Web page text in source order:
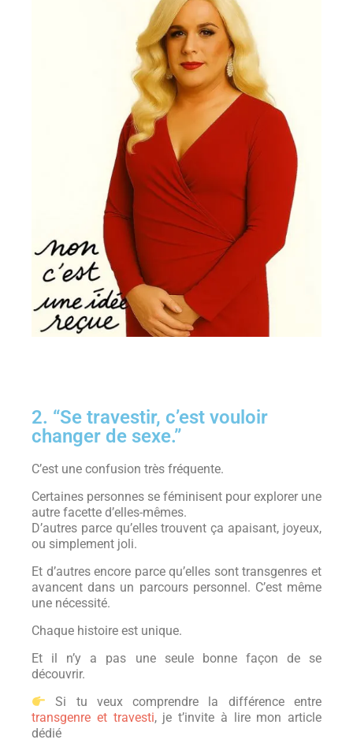
2. “Se travestir, c’est vouloir
changer de sexe.”
C’est une confusion très fréquente.
Certaines personnes se féminisent pour explorer une
autre facette d’elles-mêmes.
D’autres parce qu’elles trouvent ça apaisant, joyeux,
ou simplement joli.
Et d’autres encore parce qu’elles sont transgenres et
avancent dans un parcours personnel. C’est même
une nécessité.
Chaque histoire est unique.
Et il n’y a pas une seule bonne façon de se
découvrir.
Si tu veux comprendre la différence entre
transgenre et travesti, je t’invite à lire mon article
dédié